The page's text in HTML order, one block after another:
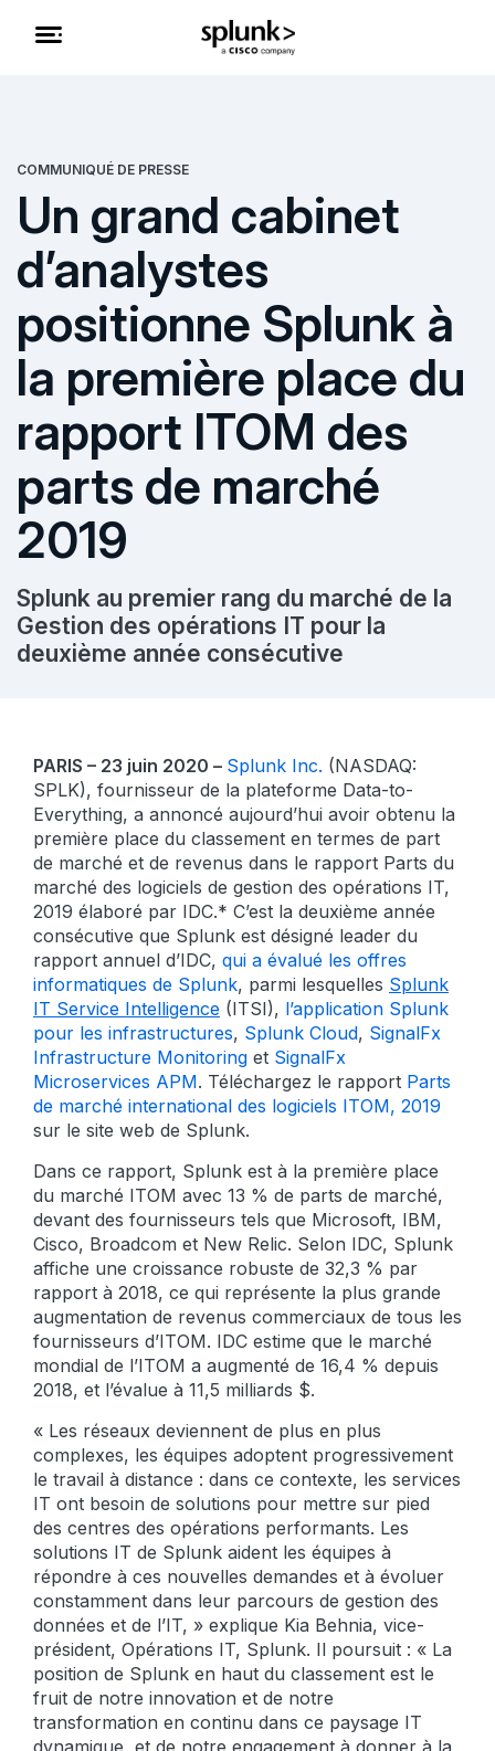
COMMUNIQUÉ DE PRESSE
Un grand cabinet
d’analystes
positionne Splunk à
la première place du
rapport ITOM des
parts de marché
2019
Splunk au premier rang du marché de la
Gestion des opérations IT pour la
deuxième année consécutive
PARIS – 23 juin 2020 – Splunk Inc. (NASDAQ:
SPLK), fournisseur de la plateforme Data-to-
Everything, a annoncé aujourd’hui avoir obtenu la
première place du classement en termes de part
de marché et de revenus dans le rapport Parts du
marché des logiciels de gestion des opérations IT,
2019 élaboré par IDC.* C’est la deuxième année
consécutive que Splunk est désigné leader du
rapport annuel d’IDC, qui a évalué les offres
informatiques de Splunk, parmi lesquelles Splunk
IT Service Intelligence (ITSI), l’application Splunk
pour les infrastructures, Splunk Cloud, SignalFx
Infrastructure Monitoring et SignalFx
Microservices APM. Téléchargez le rapport Parts
de marché international des logiciels ITOM, 2019
sur le site web de Splunk.
Dans ce rapport, Splunk est à la première place
du marché ITOM avec 13 % de parts de marché,
devant des fournisseurs tels que Microsoft, IBM,
Cisco, Broadcom et New Relic. Selon IDC, Splunk
affiche une croissance robuste de 32,3 % par
rapport à 2018, ce qui représente la plus grande
augmentation de revenus commerciaux de tous les
fournisseurs d’ITOM. IDC estime que le marché
mondial de l’ITOM a augmenté de 16,4 % depuis
2018, et l’évalue à 11,5 milliards $.
« Les réseaux deviennent de plus en plus
complexes, les équipes adoptent progressivement
le travail à distance : dans ce contexte, les services
IT ont besoin de solutions pour mettre sur pied
des centres des opérations performants. Les
solutions IT de Splunk aident les équipes à
répondre à ces nouvelles demandes et à évoluer
constamment dans leur parcours de gestion des
données et de l’IT, » explique Kia Behnia, vice-
président, Opérations IT, Splunk. Il poursuit : « La
position de Splunk en haut du classement est le
fruit de notre innovation et de notre
transformation en continu dans ce paysage IT
dynamique, et de notre engagement à donner à la